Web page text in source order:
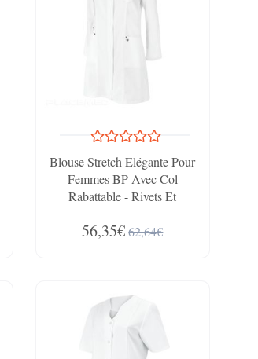
Blouse Stretch Elégante Pour
Femmes BP Avec Col
Rabattable - Rivets Et
Argentées
56,35€ 62,64€